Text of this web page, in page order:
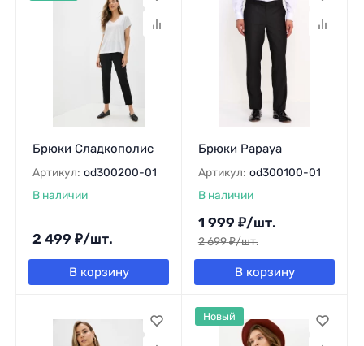
Брюки Сладкополис
Артикул: od300200-01
В наличии
2 499 ₽/шт.
В корзину
Брюки Papaya
Артикул: od300100-01
В наличии
1 999 ₽/шт.
2 699₽/шт.
В корзину
Новый